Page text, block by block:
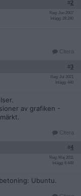
#2
Reg: Jun 2007
Inlägg: 28 240
Citera
#3
Reg: Jul 2021
Inlägg: 440
av grafiken -
Citera
#4
Reg: Maj 2011
Inlägg: 6 448
Ubuntu.